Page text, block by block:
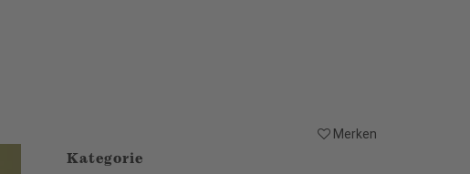
Merken
Kategorie